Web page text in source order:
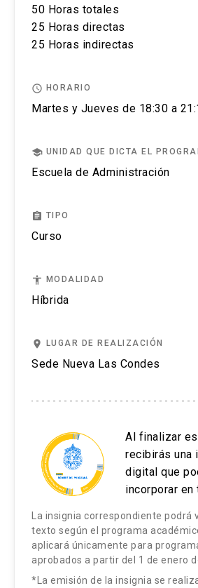
Puedes revisar aquí más
sobre el proceso de admisión y
50 Horas totales
25 Horas directas
25 Horas indirectas
access_time HORARIO
Martes y Jueves de 18:30 a
school UNIDAD QUE DICTA EL
Escuela de Administración
assignment TIPO
Curso
accessibility MODALIDAD
Híbrida
place LUGAR DE REALIZACIÓN
Sede Nueva Las Condes
Al finalizar
recibirás una
digital que
incorporar en
La insignia correspondiente podrá
texto según el programa
aplicará únicamente para
aprobados a partir del 1 de enero
*La emisión de la insignia se